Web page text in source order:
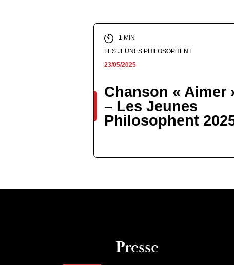
1 MIN
LES JEUNES PHILOSOPHENT
23/05/2025
Chanson « Aimer
– Les Jeunes
Philosophent
Presse